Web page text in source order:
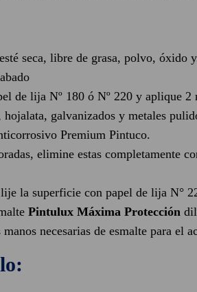
seca, libre de grasa, polvo, óxido
de lija Nº 180 ó Nº 220 y aplique 2
galvanizados y metales
Premium Pintuco.
elimine estas completamente
la superficie con papel de lija N°
Pintulux Máxima Protección
necesarias de esmalte para el